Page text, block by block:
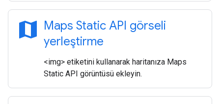
map Maps Static API görseli
yerleştirme
<img> etiketini kullanarak haritanıza Maps
Static API görüntüsü ekleyin.